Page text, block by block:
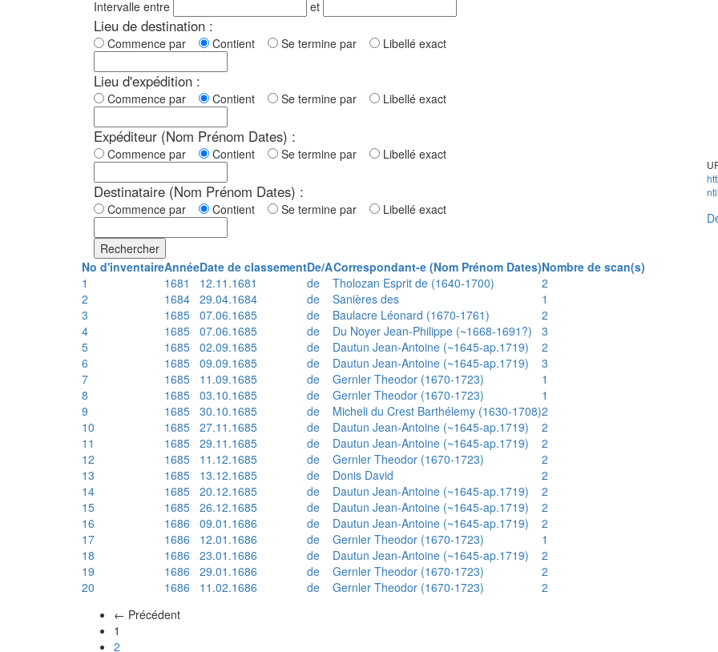
Intervalle entre et
Lieu de destination :
Commence par Contient Se termine par Libellé exact
Lieu d'expédition :
Commence par Contient Se termine par Libellé exact
Expéditeur (Nom Prénom Dates) :
Commence par Contient Se termine par Libellé exact
Destinataire (Nom Prénom Dates) :
Commence par Contient Se termine par Libellé exact
Rechercher
No d'inventaireAnnéeDate de classementDe/ACorrespondant-e (Nom Prénom Dates)Nombre de scan(s)
1
1681 12.11.1681 de Tholozan Esprit de (1640-1700)
2
2
1684 29.04.1684 de Sanières des
1
3
1685 07.06.1685 de Baulacre Léonard (1670-1761)
2
4
1685 07.06.1685 de Du Noyer Jean-Philippe (~1668-1691?)
3
5
1685 02.09.1685 de Dautun Jean-Antoine (~1645-ap.1719)
2
6
1685 09.09.1685 de Dautun Jean-Antoine (~1645-ap.1719)
3
7
1685 11.09.1685 de Gernler Theodor (1670-1723)
1
8
1685 03.10.1685 de Gernler Theodor (1670-1723)
1
9
1685 30.10.1685 de Micheli du Crest Barthélemy (1630-1708)2
10
1685 27.11.1685 de Dautun Jean-Antoine (~1645-ap.1719)
2
11
1685 29.11.1685 de Dautun Jean-Antoine (~1645-ap.1719)
2
12
1685 11.12.1685 de Gernler Theodor (1670-1723)
2
13
1685 13.12.1685 de Donis David
2
14
1685 20.12.1685 de Dautun Jean-Antoine (~1645-ap.1719)
2
15
1685 26.12.1685 de Dautun Jean-Antoine (~1645-ap.1719)
2
16
1686 09.01.1686 de Dautun Jean-Antoine (~1645-ap.1719)
2
17
1686 12.01.1686 de Gernler Theodor (1670-1723)
1
18
1686 23.01.1686 de Dautun Jean-Antoine (~1645-ap.1719)
2
19
1686 29.01.1686 de Gernler Theodor (1670-1723)
2
20
1686 11.02.1686 de Gernler Theodor (1670-1723)
2
← Précédent
1
2